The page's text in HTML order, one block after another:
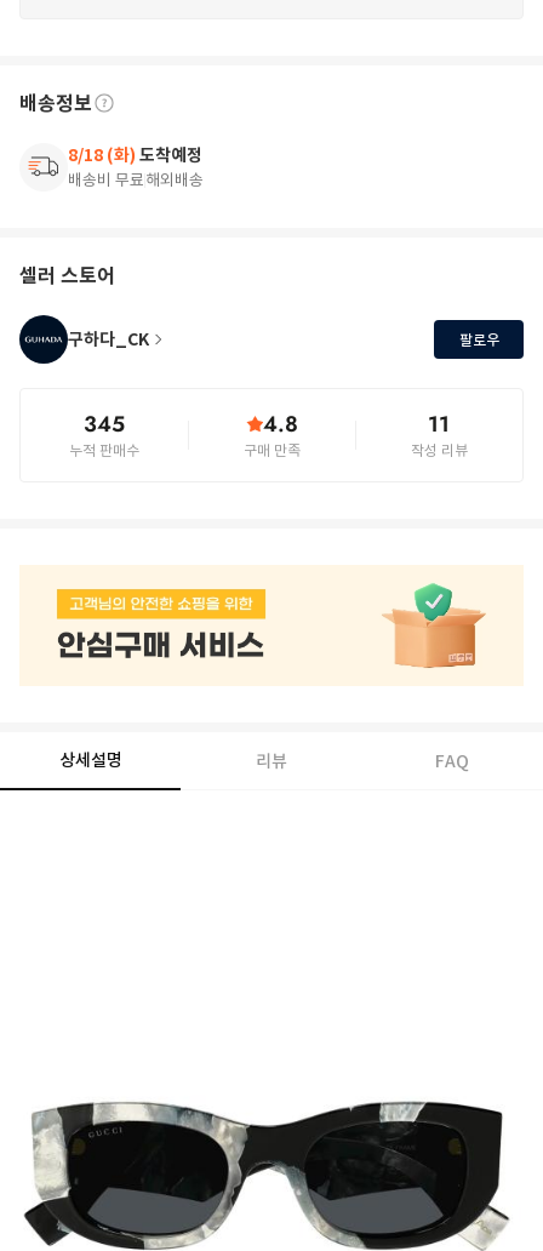
배송정보
8/18 (화) 도착예정
배송비 무료해외배송
셀러 스토어
구하다_CK 팔로우
345
누적 판매수
4.8
구매 만족
11
작성 리뷰
상세설명 리뷰 FAQ